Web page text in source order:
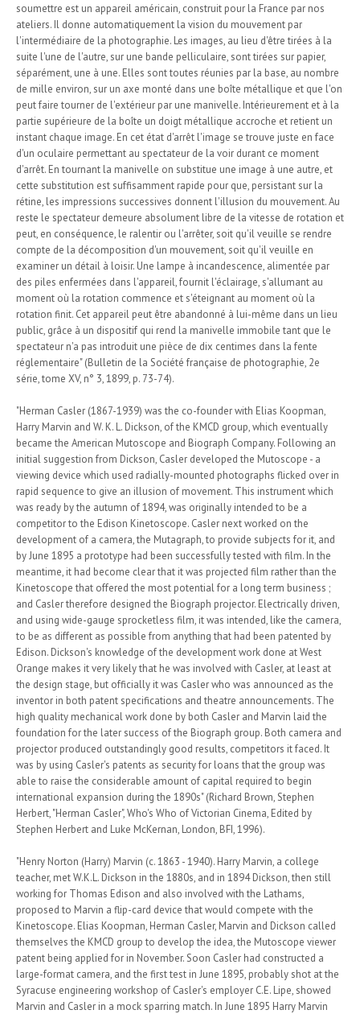
soumettre est un appareil américain, construit pour la France par nos
ateliers. Il donne automatiquement la vision du mouvement par
l'intermédiaire de la photographie. Les images, au lieu d'être tirées à la
suite l'une de l'autre, sur une bande pelliculaire, sont tirées sur papier,
séparément, une à une. Elles sont toutes réunies par la base, au nombre
de mille environ, sur un axe monté dans une boîte métallique et que l'on
peut faire tourner de l'extérieur par une manivelle. Intérieurement et à la
partie supérieure de la boîte un doigt métallique accroche et retient un
instant chaque image. En cet état d'arrêt l'image se trouve juste en face
d'un oculaire permettant au spectateur de la voir durant ce moment
d'arrêt. En tournant la manivelle on substitue une image à une autre, et
cette substitution est suffisamment rapide pour que, persistant sur la
rétine, les impressions successives donnent l'illusion du mouvement. Au
reste le spectateur demeure absolument libre de la vitesse de rotation et
peut, en conséquence, le ralentir ou l'arrêter, soit qu'il veuille se rendre
compte de la décomposition d'un mouvement, soit qu'il veuille en
examiner un détail à loisir. Une lampe à incandescence, alimentée par
des piles enfermées dans l'appareil, fournit l'éclairage, s'allumant au
moment où la rotation commence et s'éteignant au moment où la
rotation finit. Cet appareil peut être abandonné à lui-même dans un lieu
public, grâce à un dispositif qui rend la manivelle immobile tant que le
spectateur n'a pas introduit une pièce de dix centimes dans la fente
réglementaire" (Bulletin de la Société française de photographie, 2e
série, tome XV, n° 3, 1899, p. 73-74).
"Herman Casler (1867-1939) was the co-founder with Elias Koopman,
Harry Marvin and W. K. L. Dickson, of the KMCD group, which eventually
became the American Mutoscope and Biograph Company. Following an
initial suggestion from Dickson, Casler developed the Mutoscope - a
viewing device which used radially-mounted photographs flicked over in
rapid sequence to give an illusion of movement. This instrument which
was ready by the autumn of 1894, was originally intended to be a
competitor to the Edison Kinetoscope. Casler next worked on the
development of a camera, the Mutagraph, to provide subjects for it, and
by June 1895 a prototype had been successfully tested with film. In the
meantime, it had become clear that it was projected film rather than the
Kinetoscope that offered the most potential for a long term business ;
and Casler therefore designed the Biograph projector. Electrically driven,
and using wide-gauge sprocketless film, it was intended, like the camera,
to be as different as possible from anything that had been patented by
Edison. Dickson's knowledge of the development work done at West
Orange makes it very likely that he was involved with Casler, at least at
the design stage, but officially it was Casler who was announced as the
inventor in both patent specifications and theatre announcements. The
high quality mechanical work done by both Casler and Marvin laid the
foundation for the later success of the Biograph group. Both camera and
projector produced outstandingly good results, competitors it faced. It
was by using Casler's patents as security for loans that the group was
able to raise the considerable amount of capital required to begin
international expansion during the 1890s" (Richard Brown, Stephen
Herbert, "Herman Casler", Who's Who of Victorian Cinema, Edited by
Stephen Herbert and Luke McKernan, London, BFI, 1996).
"Henry Norton (Harry) Marvin (c. 1863 - 1940). Harry Marvin, a college
teacher, met W.K.L. Dickson in the 1880s, and in 1894 Dickson, then still
working for Thomas Edison and also involved with the Lathams,
proposed to Marvin a flip-card device that would compete with the
Kinetoscope. Elias Koopman, Herman Casler, Marvin and Dickson called
themselves the KMCD group to develop the idea, the Mutoscope viewer
patent being applied for in November. Soon Casler had constructed a
large-format camera, and the first test in June 1895, probably shot at the
Syracuse engineering workshop of Casler's employer C.E. Lipe, showed
Marvin and Casler in a mock sparring match. In June 1895 Harry Marvin